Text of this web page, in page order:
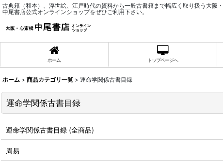
古典籍（和本）、浮世絵、江戸時代の資料から一般古書籍まで幅広く取り扱う大阪
中尾書店公式オンラインショップをぜひご利用下さい。
ホーム トップページへ
ホーム > 商品カテゴリ一覧 > 運命学関係古書目録
運命学関係古書目録
運命学関係古書目録 (全商品)
周易